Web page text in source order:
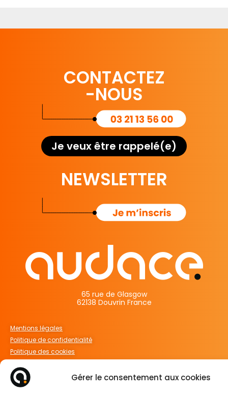
Gérer le consentement aux cookies
65 rue de Glasgow
62138 Douvrin France
Mentions légales
Politique de confidentialité
Politique des cookies
CONTACTEZ
-NOUS
Je veux être rappelé(e)
NEWSLETTER